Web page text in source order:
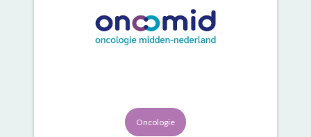
Oncologie